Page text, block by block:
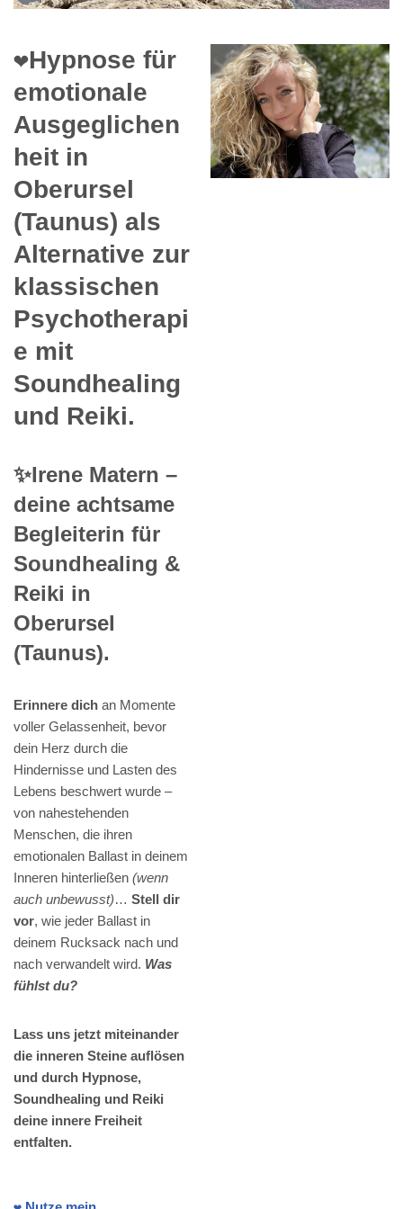
❤️Hypnose für
emotionale
Ausgeglichen
heit in
Oberursel
(Taunus) als
Alternative zur
klassischen
Psychotherapi
e mit
Soundhealing
und Reiki.
✨Irene Matern –
deine achtsame
Begleiterin für
Soundhealing &
Reiki in
Oberursel
(Taunus).
Erinnere dich an Momente
voller Gelassenheit, bevor
dein Herz durch die
Hindernisse und Lasten des
Lebens beschwert wurde –
von nahestehenden
Menschen, die ihren
emotionalen Ballast in deinem
Inneren hinterließen (wenn
auch unbewusst)… Stell dir
vor, wie jeder Ballast in
deinem Rucksack nach und
nach verwandelt wird. Was
fühlst du?
Lass uns jetzt miteinander
die inneren Steine auflösen
und durch Hypnose,
Soundhealing und Reiki
deine innere Freiheit
entfalten.